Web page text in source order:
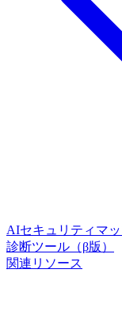
AIセキュリティマ
診断ツール（β版）
関連リソース